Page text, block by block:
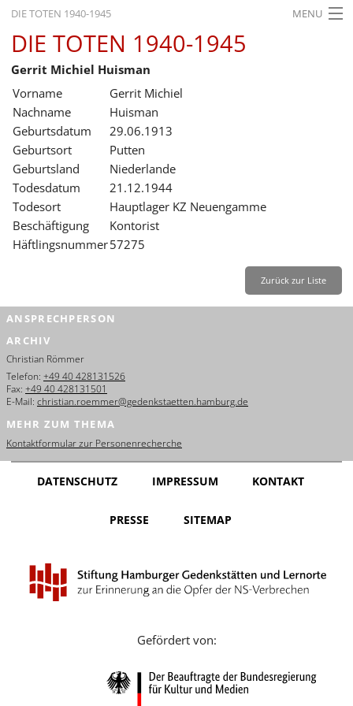
DIE TOTEN 1940-1945 MENU
STARTSEITE
AKTUELLES
AUSSTELLUNGEN
GESCHICHTE
BILDUNG
FORSCHUNG
SERVICE
Français
Dansk
Español
Nederlands
Português
Русский
Leichte Sprache
DIE TOTEN 1940-1945
Gerrit Michiel Huisman
Vorname
Gerrit Michiel
Nachname
Huisman
Geburtsdatum
29.06.1913
Geburtsort
Putten
Geburtsland
Niederlande
Todesdatum
21.12.1944
Todesort
Hauptlager KZ Neuengamme
Beschäftigung
Kontorist
Häftlingsnummer57275
Zurück zur Liste
ANSPRECHPERSON
ARCHIV
Christian Römmer
Telefon: +49 40 428131526
Fax: +49 40 428131501
E-Mail: christian.roemmer@gedenkstaetten.hamburg.de
MEHR ZUM THEMA
Kontaktformular zur Personenrecherche
DATENSCHUTZ IMPRESSUM KONTAKT
PRESSE SITEMAP
Gefördert von: